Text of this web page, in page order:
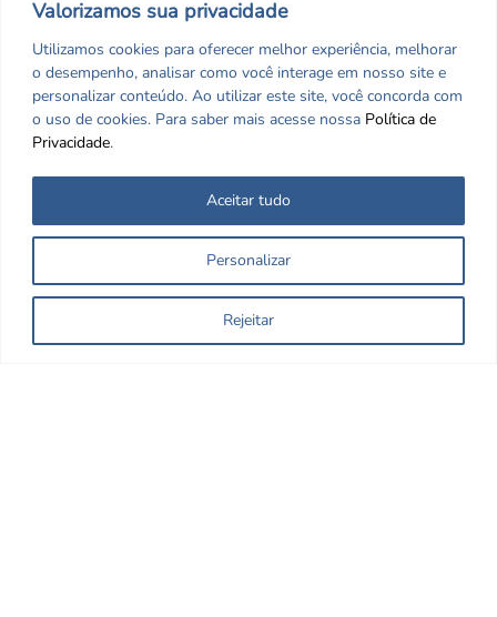
Valorizamos sua privacidade
Utilizamos cookies para oferecer melhor experiência, melhorar
o desempenho, analisar como você interage em nosso site e
personalizar conteúdo. Ao utilizar este site, você concorda com
o uso de cookies. Para saber mais acesse nossa Política de
Privacidade.
Personalizar
Rejeitar
Aceitar tudo
Contatos
Sede
Setores
Ouvidoria